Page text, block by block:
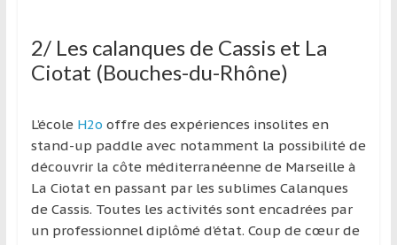
2/ Les calanques de Cassis et La
Ciotat (Bouches-du-Rhône)
L’école H2o offre des expériences insolites en
stand-up paddle avec notamment la possibilité de
découvrir la côte méditerranéenne de Marseille à
La Ciotat en passant par les sublimes Calanques
de Cassis. Toutes les activités sont encadrées par
un professionnel diplômé d’état. Coup de cœur de